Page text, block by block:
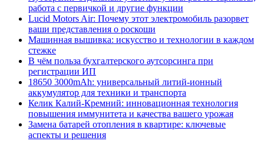
работа с первичкой и другие функции
Lucid Motors Air: Почему этот электромобиль разорвет
ваши представления о роскоши
Машинная вышивка: искусство и технологии в каждом
стежке
В чём польза бухгалтерского аутсорсинга при
регистрации ИП
18650 3000mAh: универсальный литий-ионный
аккумулятор для техники и транспорта
Келик Калий-Кремний: инновационная технология
повышения иммунитета и качества вашего урожая
Замена батарей отопления в квартире: ключевые
аспекты и решения